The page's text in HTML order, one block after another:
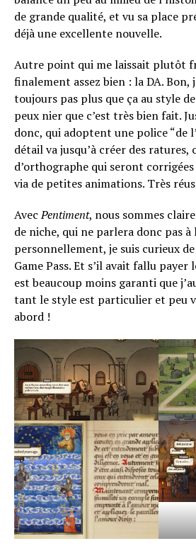
de grande qualité, et vu sa place
déjà une excellente nouvelle.
Autre point qui me laissait plutôt
finalement assez bien : la DA. Bon,
toujours pas plus que ça au style
peux nier que c’est très bien fait.
donc, qui adoptent une police “de
détail va jusqu’à créer des ratures,
d’orthographe qui seront
via de petites animations. Très
AvecPentiment, nous sommes
de niche, qui ne parlera donc pas
personnellement, je suis curieux
Game Pass. Et s’il avait fallu
est beaucoup moins garanti que
tant le style est particulier et peu
abord !